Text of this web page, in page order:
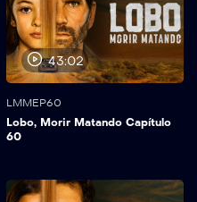
43:02
LMMEP60
Lobo, Morir Matando Capítulo
60